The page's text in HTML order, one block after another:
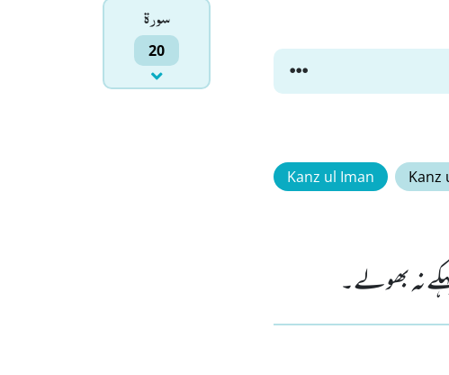
سورۃ
20
Kanz ul Iman Kanz
نہ بھولے۔